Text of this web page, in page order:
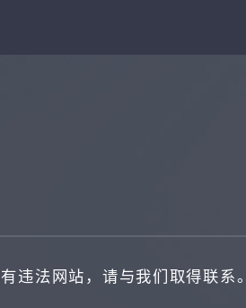
违法网站，请与我们取得联系。